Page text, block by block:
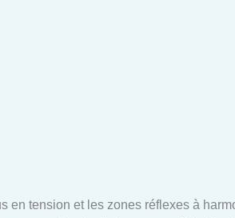
en tension et les zones réflexes à